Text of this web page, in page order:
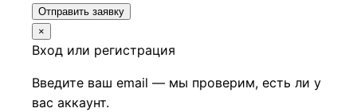
Отправить заявку
×
Вход или регистрация
Введите ваш email — мы проверим, есть ли у
вас аккаунт.